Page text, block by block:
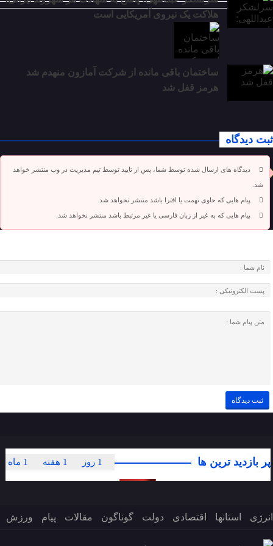
هلاکت یک نیروی آمریکایی است
ساختمان باقی مانده از شرکت آمازون منهدم شد
هرمز قفل شد
ثبت دیدگاه
دیدگاه های ارسال شده توسط شما، پس از تایید توسط تیم مدیریت در وب منتشر خواهد
شد.
پیام هایی که حاوی تهمت یا افترا باشد منتشر نخواهد شد.
پیام هایی که به غیر از زبان فارسی یا غیر مرتبط باشد منتشر نخواهد شد.
پر بازدید ترین ها 1 ماه 1 هفته 1 روز
انرژی استانها اقتصادی دولت گوناگون مقالات پیام ورزش